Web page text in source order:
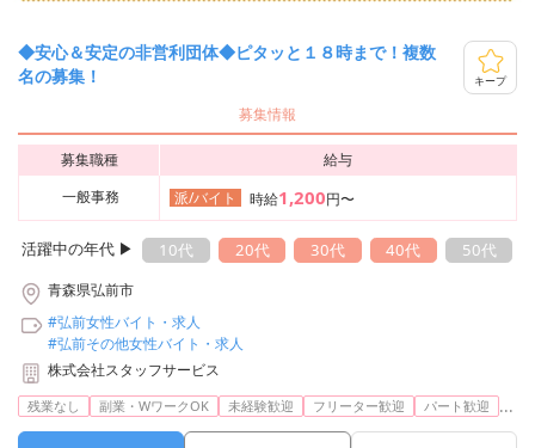
◆安心＆安定の非営利団体◆ピタッと１８時まで！複数
名の募集！
キープ
募集情報
募集職種
給与
一般事務
派/バイト 時給1,200円〜
活躍中の年代 ▶︎ 10代 20代 30代 40代 50代
青森県弘前市
#弘前女性バイト・求人
#弘前その他女性バイト・求人
株式会社スタッフサービス
残業なし 副業・WワークOK 未経験歓迎 フリーター歓迎 パート歓迎 ...